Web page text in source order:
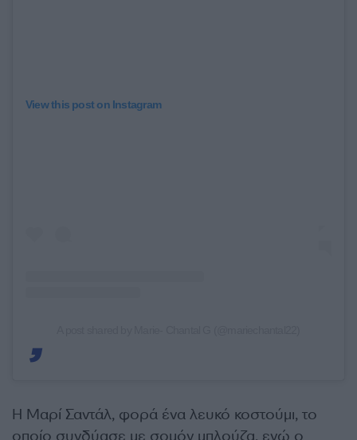
View this post on Instagram
Η Μαρί Σαντάλ, φορά ένα λευκό κοστούμι, το
οποίο συνδύασε με σομόν μπλούζα, ενώ ο